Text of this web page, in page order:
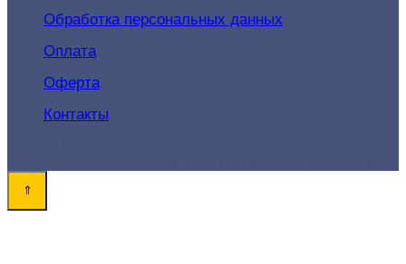
Обработка персональных данных
Оплата
Оферта
Контакты